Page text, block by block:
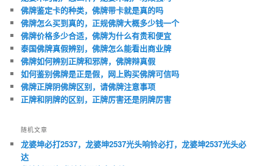
佛牌鉴定卡的种类，佛牌带卡就是真的吗
佛牌怎么买到真的，正规佛牌大概多少钱一个
佛牌价格多少合适，佛牌为什么有贵和便宜
泰国佛牌真假辨别，佛牌怎么能看出商业牌
佛牌如何辨别正牌和邪牌，佛牌辩真假
如何鉴别佛牌是正是假，网上购买佛牌可信吗
佛牌正牌阴佛牌区别，请佛牌注意事项
正牌和阴牌的区别，正牌厉害还是阴牌厉害
随机文章
龙婆坤必打2537，龙婆坤2537光头响铃必打，龙婆坤2537光头必
达